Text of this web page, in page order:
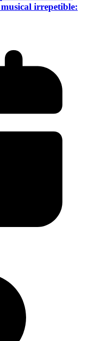
irrepetible: